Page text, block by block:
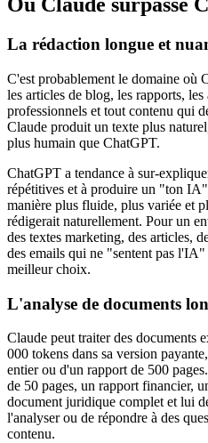
Où Claude surpasse
La rédaction longue et
C'est probablement le domaine où
les articles de blog, les rapports,
professionnels et tout contenu qui
Claude produit un texte plus
plus humain que ChatGPT.
ChatGPT a tendance à sur-
répétitives et à produire un "ton
manière plus fluide, plus variée et
rédigerait naturellement. Pour un
des textes marketing, des articles,
des emails qui ne "sentent pas
meilleur choix.
L'analyse de documents
Claude peut traiter des documents
000 tokens dans sa version
entier ou d'un rapport de 500
de 50 pages, un rapport financier,
document juridique complet et lui
l'analyser ou de répondre à des
contenu.